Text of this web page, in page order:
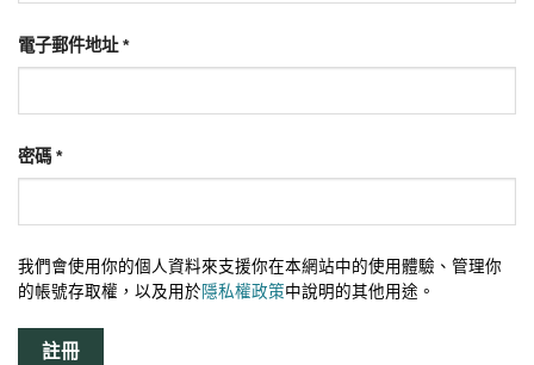
電子郵件地址*必
填
密碼*必
填
我們會使用你的個人資料來支援你在本網站中的使用體驗、管理你
的帳號存取權，以及用於 隱私權政策中說明的其他用途。
註冊